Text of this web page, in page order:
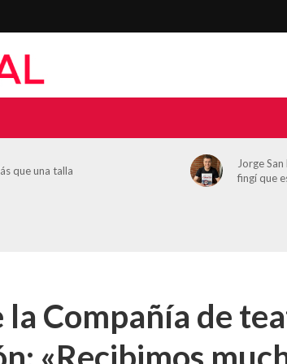
que estaba seguro, funcionó»
Zaragoza
festivales
la Compañía de